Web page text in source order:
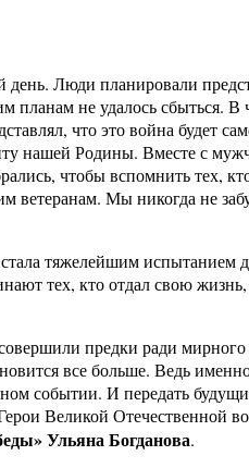
Люди планировали
не удалось сбыться. В
что это война будет
нашей Родины. Вместе с
чтобы вспомнить тех,
ветеранам. Мы никогда не
тяжелейшим испытанием
тех, кто отдал свою
предки ради
все больше. Ведь
событии. И передать
Великой Отечественной
Ульяна Богданова.